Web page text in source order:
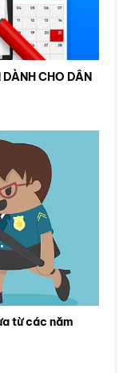
CHO DÂN
từ các năm